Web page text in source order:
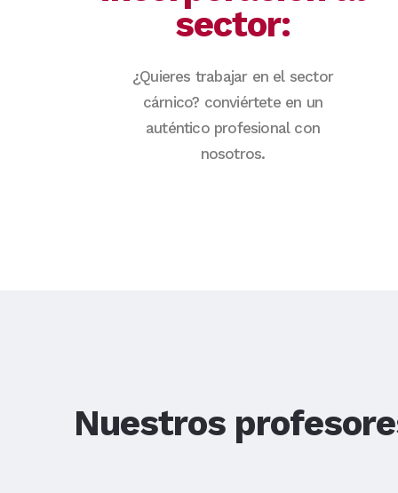
sector:
¿Quieres trabajar en el sector
cárnico? conviértete en un
auténtico profesional con
nosotros.
Nuestros